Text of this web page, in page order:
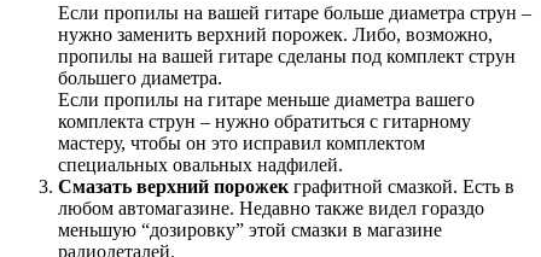
Если пропилы на вашей гитаре больше диаметра струн –
нужно заменить верхний порожек. Либо, возможно,
пропилы на вашей гитаре сделаны под комплект струн
большего диаметра.
Если пропилы на гитаре меньше диаметра вашего
комплекта струн – нужно обратиться с гитарному
мастеру, чтобы он это исправил комплектом
специальных овальных надфилей.
Смазать верхний порожек графитной смазкой. Есть в
любом автомагазине. Недавно также видел гораздо
меньшую “дозировку” этой смазки в магазине
радиодеталей.